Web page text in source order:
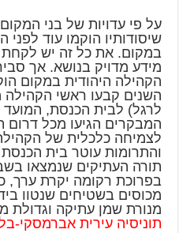
על פי עדויות של בני
שיסודותיו הוקמו עוד
במקום. את כל זה יש לקחת
מידע מדויק בנושא. אך
הקהילה היהודית במקום
השנים קבעו ראשי הקהילה
לרגל) לבית הכנסת,
המבקרים הגיעו מכל דרום
לצמיחה כלכלית של
תורה העתיקים שנמצאו
בפרוכת רקומה יקרת ערך,
מכוסים בשטיחים שנטוו
מנורת שמן עתיקה וגדולת
תוניסיה עירית אברמסקי-